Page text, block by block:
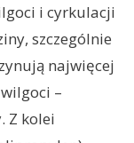
i cyrkulacji
szczególnie
najwięcej
–
Z kolei